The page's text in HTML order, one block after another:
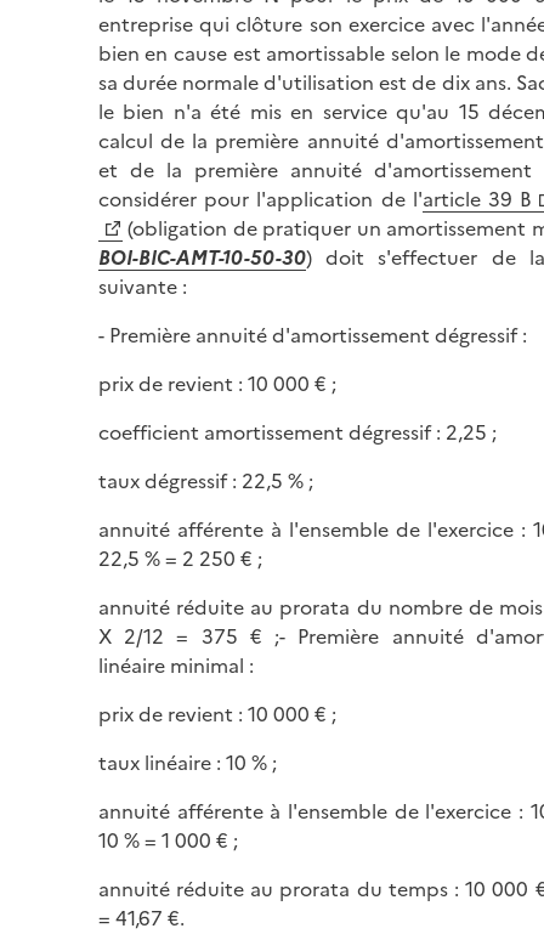
entreprise qui clôture son exercice avec
bien en cause est amortissable selon le mode
sa durée normale d'utilisation est de dix ans.
le bien n'a été mis en service qu'au 15
calcul de la première annuité
et de la première annuité d'amortissement
considérer pour l'application de l'article 39 B
(obligation de pratiquer un amortissement
BOI-BIC-AMT-10-50-30) doit s'effectuer de
suivante :
- Première annuité d'amortissement dégressif :
prix de revient : 10 000 € ;
coefficient amortissement dégressif : 2,25 ;
taux dégressif : 22,5 % ;
annuité afférente à l'ensemble de l'exercice :
22,5 % = 2 250 € ;
annuité réduite au prorata du nombre de
X 2/12 = 375 € ;- Première annuité
linéaire minimal :
prix de revient : 10 000 € ;
taux linéaire : 10 % ;
annuité afférente à l'ensemble de l'exercice :
10 % = 1 000 € ;
annuité réduite au prorata du temps : 10 000
= 41,67 €.